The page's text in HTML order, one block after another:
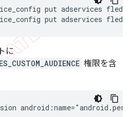
put adservices
put adservices
に
権限を含